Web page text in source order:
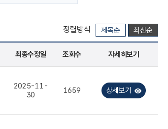
정렬방식 제목순 최신순
최종수정일 조회수 자세히보기
2025-11-
30
1659 상세보기